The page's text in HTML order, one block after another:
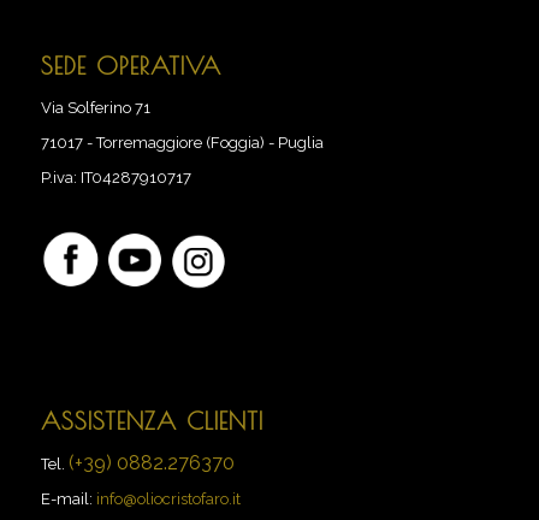
SEDE OPERATIVA
Via Solferino 71
71017-Torremaggiore (Foggia) - Puglia
P.iva: IT04287910717
ASSISTENZA CLIENTI
Tel. (+39) 0882.276370
E-mail: info@oliocristofaro.it